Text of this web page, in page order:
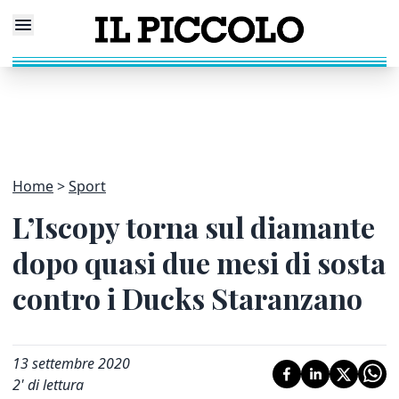
Home Sport
L’Iscopy torna sul diamante
dopo quasi due mesi di sosta
contro i Ducks Staranzano
13 settembre 2020
2' di lettura